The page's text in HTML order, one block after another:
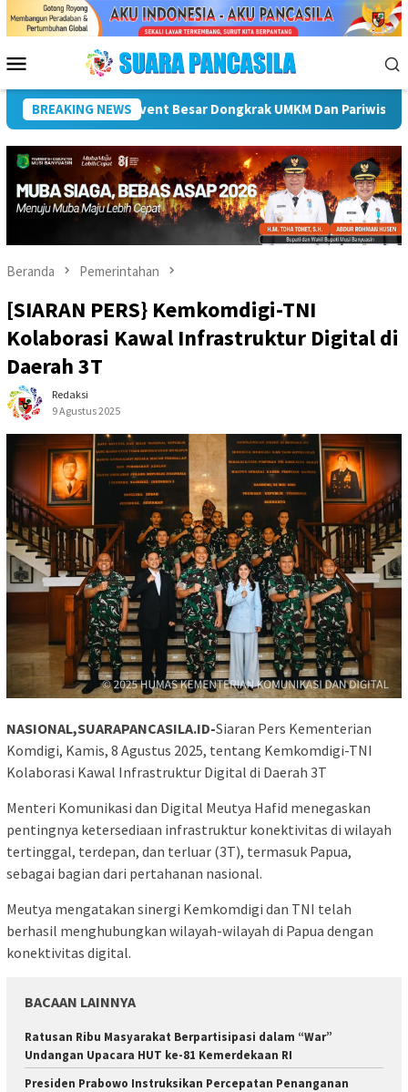
Menu
Mobile
BREAKING NEWS
Plt Bupati Hendri Dukung Percepatan Penyaluran DAK Fisik
Beranda Pemerintahan
[SIARAN PERS} Kemkomdigi-TNI
Kolaborasi Kawal Infrastruktur Digital di
Daerah 3T
Redaksi
9 Agustus 2025
NASIONAL,SUARAPANCASILA.ID-Siaran Pers Kementerian
Komdigi, Kamis, 8 Agustus 2025, tentang Kemkomdigi-TNI
Kolaborasi Kawal Infrastruktur Digital di Daerah 3T
Menteri Komunikasi dan Digital Meutya Hafid menegaskan
pentingnya ketersediaan infrastruktur konektivitas di wilayah
tertinggal, terdepan, dan terluar (3T), termasuk Papua,
sebagai bagian dari pertahanan nasional.
Meutya mengatakan sinergi Kemkomdigi dan TNI telah
berhasil menghubungkan wilayah-wilayah di Papua dengan
konektivitas digital.
BACAAN LAINNYA
Ratusan Ribu Masyarakat Berpartisipasi dalam “War”
Undangan Upacara HUT ke-81 Kemerdekaan RI
Presiden Prabowo Instruksikan Percepatan Penanganan